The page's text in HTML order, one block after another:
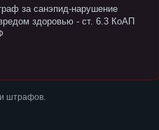
за санэпид-нарушение
здоровью - ст. 6.3 КоАП
штрафов.